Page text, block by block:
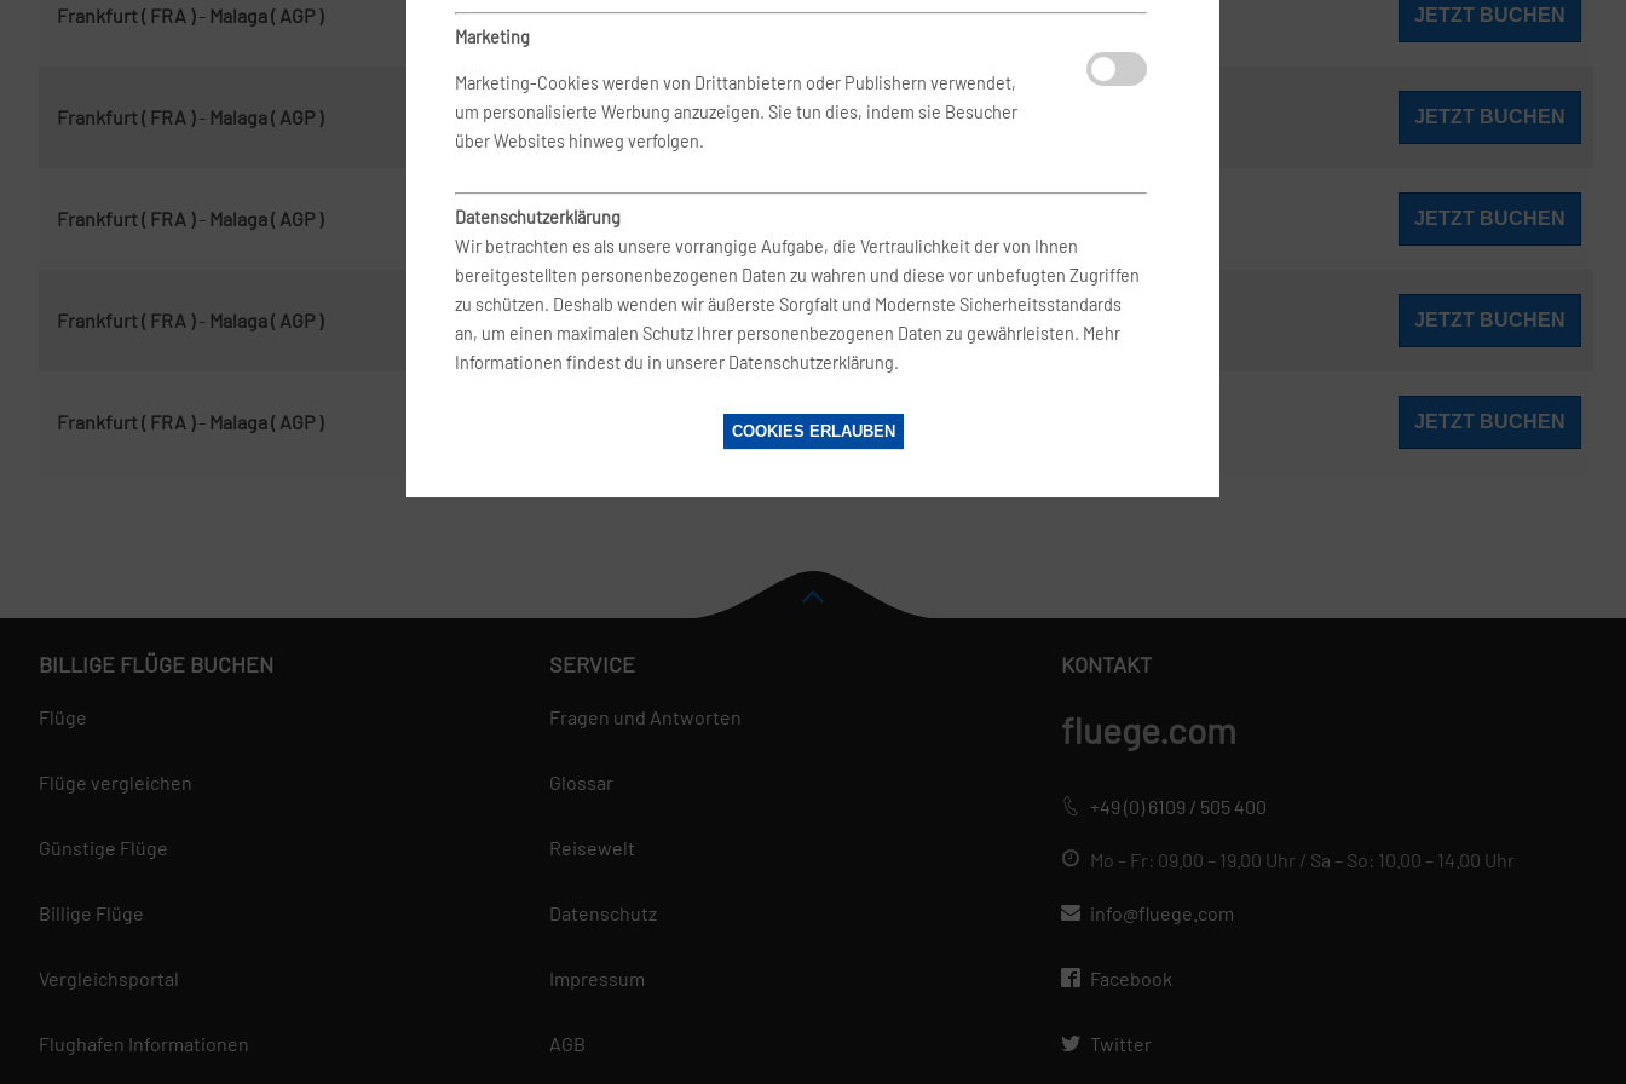
Frankfurt ( FRA )- Malaga ( AGP ) 21. Aug. 2026-27. Aug. 2026 BERlogic ab JETZT BUCHEN
Frankfurt ( FRA )- Malaga ( AGP ) 8. Aug. 2026-12. Aug. 2026 BERlogic JETZT BUCHEN
Frankfurt ( FRA )- Malaga ( AGP ) 11. Aug. 2026 JETZT BUCHEN
Frankfurt ( FRA )- Malaga ( AGP ) JETZT BUCHEN
Frankfurt ( FRA )- Malaga ( AGP ) 18. Aug. 2026 JETZT BUCHEN
Marketing
Marketing-Cookies werden von Drittanbietern oder Publishern verwendet,
um personalisierte Werbung anzuzeigen. Sie tun dies, indem sie Besucher
über Websites hinweg verfolgen.
Datenschutzerklärung
Wir betrachten es als unsere vorrangige Aufgabe, die Vertraulichkeit der von Ihnen
bereitgestellten personenbezogenen Daten zu wahren und diese vor unbefugten Zugriffen
zu schützen. Deshalb wenden wir äußerste Sorgfalt und Modernste Sicherheitsstandards
an, um einen maximalen Schutz Ihrer personenbezogenen Daten zu gewährleisten. Mehr
Informationen findest du in unserer Datenschutzerklärung.
COOKIES ERLAUBEN
BILLIGE FLÜGE BUCHEN
Flüge
Flüge vergleichen
Günstige Flüge
Billige Flüge
Vergleichsportal
Flughafen Informationen
SERVICE
Fragen und Antworten
Glossar
Reisewelt
Datenschutz
Impressum
AGB
KONTAKT
fluege.com
+49 (0) 6109 / 505 400
Mo – Fr: 09.00 – 19.00 Uhr / Sa – So: 10.00 – 14.00 Uhr
info@fluege.com
Facebook
Twitter